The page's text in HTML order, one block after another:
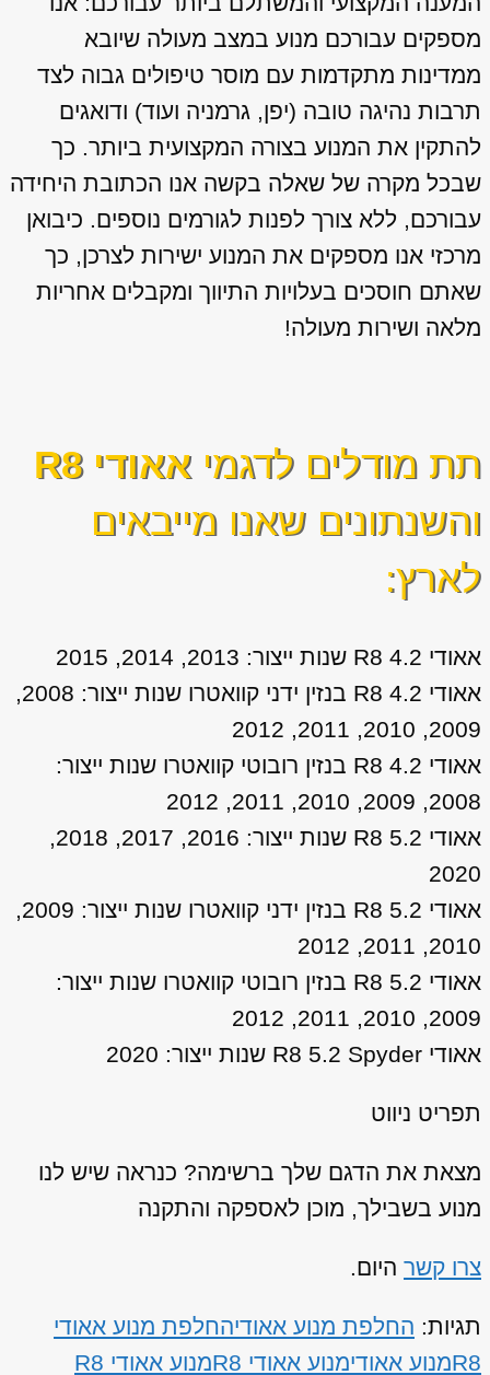
מספקים עבורכם מנוע במצב מעולה שיובא
ממדינות מתקדמות עם מוסר טיפולים גבוה לצד
תרבות נהיגה טובה (יפן, גרמניה ועוד) ודואגים
להתקין את המנוע בצורה המקצועית ביותר. כך
שבכל מקרה של שאלה בקשה אנו הכתובת היחידה
עבורכם, ללא צורך לפנות לגורמים נוספים. כיבואן
מרכזי אנו מספקים את המנוע ישירות לצרכן, כך
שאתם חוסכים בעלויות התיווך ומקבלים אחריות
מלאה ושירות מעולה!
תת מודלים לדגמי אאודי R8
והשנתונים שאנו מייבאים
לארץ:
אאודי R8 4.2 שנות ייצור: 2013, 2014, 2015
אאודי R8 4.2 בנזין ידני קוואטרו שנות ייצור: 2008,
2009, 2010, 2011, 2012
אאודי R8 4.2 בנזין רובוטי קוואטרו שנות ייצור:
2008, 2009, 2010, 2011, 2012
אאודי R8 5.2 שנות ייצור: 2016, 2017, 2018,
2020
אאודי R8 5.2 בנזין ידני קוואטרו שנות ייצור: 2009,
2010, 2011, 2012
אאודי R8 5.2 בנזין רובוטי קוואטרו שנות ייצור:
2009, 2010, 2011, 2012
אאודי R8 5.2 Spyder שנות ייצור: 2020
תפריט ניווט
מצאת את הדגם שלך ברשימה? כנראה שיש לנו
מנוע בשבילך, מוכן לאספקה והתקנה
צרו קשר היום.
תגיות: החלפת מנוע אאודיהחלפת מנוע אאודי
R8מנוע אאודימנוע אאודי R8
מנוע אאודי R8